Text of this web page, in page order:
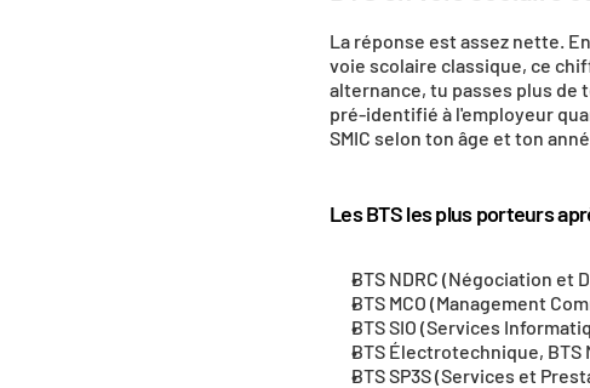
La réponse est assez nette.
voie scolaire classique, ce
alternance, tu passes plus de
pré-identifié à l'employeur
SMIC selon ton âge et ton
Les BTS les plus porteurs
BTS NDRC (Négociation et
BTS MCO (Management
BTS SIO (Services
BTS Électrotechnique,
BTS SP3S (Services et